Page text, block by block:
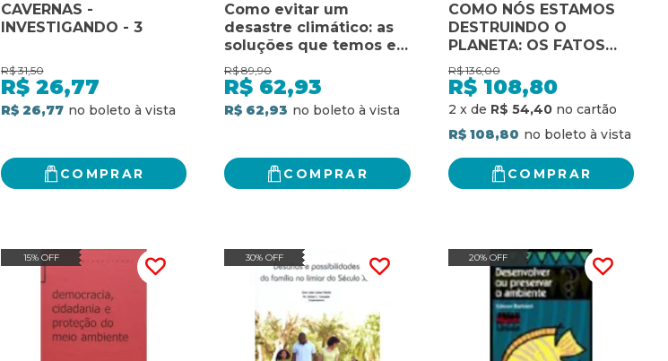
CAVERNAS -
INVESTIGANDO - 3
R$ 31,50
R$ 26,77
R$ 26,77
COMPRAR
Como evitar um
desastre climático: as
soluções que temos e
as inovações
necessárias
R$ 89,90
R$ 62,93
R$ 62,93
COMPRAR
COMO NÓS ESTAMOS
DESTRUINDO O
PLANETA: OS FATOS
VISUALMENTE
EXPLICADOS EM
INFOGRÁFICOS
R$ 136,00
R$ 108,80
2 x de R$ 54,40
R$ 108,80
COMPRAR
15% OFF 30% OFF 20% OFF